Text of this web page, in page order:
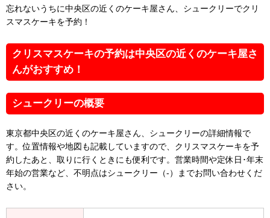
忘れないうちに中央区の近くのケーキ屋さん、シュークリーでクリ
スマスケーキを予約！
クリスマスケーキの予約は中央区の近くのケーキ屋さ
んがおすすめ！
シュークリーの概要
東京都中央区の近くのケーキ屋さん、シュークリーの詳細情報で
す。位置情報や地図も記載していますので、クリスマスケーキを予
約したあと、取りに行くときにも便利です。営業時間や定休日･年末
年始の営業など、不明点はシュークリー（-）までお問い合わせくだ
さい。